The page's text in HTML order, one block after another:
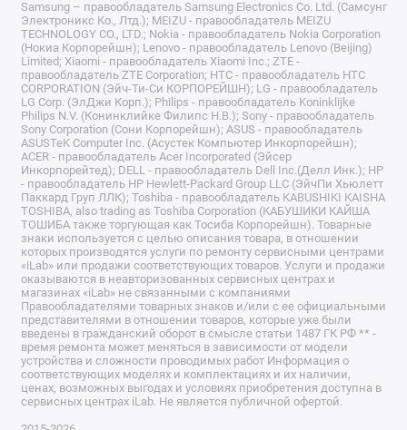
Samsung – правообладатель Samsung Electronics Co. Ltd. (Самсунг
Электроникс Ко., Лтд.); MEIZU - правообладатель MEIZU
TECHNOLOGY CO., LTD.; Nokia - правообладатель Nokia Corporation
(Нокиа Корпорейшн); Lenovo - правообладатель Lenovo (Beijing)
Limited; Xiaomi - правообладатель Xiaomi Inc.; ZTE -
правообладатель ZTE Corporation; HTC - правообладатель HTC
CORPORATION (Эйч-Ти-Си КОРПОРЕЙШН); LG - правообладатель
LG Corp. (ЭлДжи Корп.); Philips - правообладатель Koninklijke
Philips N.V. (Конинклийке Филипс Н.В.); Sony - правообладатель
Sony Corporation (Сони Корпорейшн); ASUS - правообладатель
ASUSTeK Computer Inc. (Асустек Компьютер Инкорпорейшн);
ACER - правообладатель Acer Incorporated (Эйсер
Инкорпорейтед); DELL - правообладатель Dell Inc.(Делл Инк.); HP
- правообладатель HP Hewlett-Packard Group LLC (ЭйчПи Хьюлетт
Паккард Груп ЛЛК); Toshiba - правообладатель KABUSHIKI KAISHA
TOSHIBA, also trading as Toshiba Corporation (КАБУШИКИ КАЙША
ТОШИБА также торгующая как Тосиба Корпорейшн). Товарные
знаки используется с целью описания товара, в отношении
которых производятся услуги по ремонту сервисными центрами
«iLab» или продажи соответствующих товаров. Услуги и продажи
оказываются в неавторизованных сервисных центрах и
магазинах «iLab» не связанными с компаниями
Правообладателями товарных знаков и/или с ее официальными
представителями в отношении товаров, которые уже были
введены в гражданский оборот в смысле статьи 1487 ГК РФ ** -
время ремонта может меняться в зависимости от модели
устройства и сложности проводимых работ Информация о
соответствующих моделях и комплектациях и их наличии,
ценах, возможных выгодах и условиях приобретения доступна в
сервисных центрах iLab. Не является публичной офертой.